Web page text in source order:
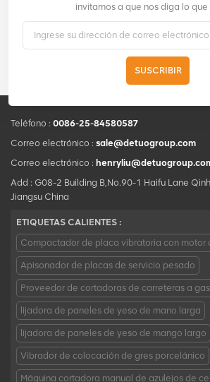
invitamos a que nos diga lo que
SUSCRIBIR
Teléfono : 0086-25-84580587
Correo electrónico : sale@detuogroup.com
Correo electrónico :
Add : G08-2 Building B,No.90-1 Haifu Lane
Jiangsu China
ETIQUETAS CALIENTES :
Compactador de placa vibratoria con motor
Apisonador de placas de servicio pesado
Proveedor de cortadoras de carreteras a
lijadora de paneles de yeso de mano larga
lijadora de paneles de yeso de mango largo
Vibrador de colocación de gres porcelánico
Máquina cortadora manual de azulejos de